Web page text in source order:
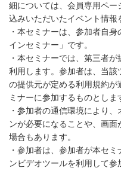
細については、会員専用ペー
込みいただいたイベント情報
・本セミナーは、参加者自
インセミナー」です。
・本セミナーでは、第三者
利用します。参加者は、当
の提供元が定める利用規約
ミナーに参加するものとしま
・参加者の通信環境により
ンが必要になることや、画
場合もあります。
・参加者は、参加者が本セ
ンビデオツールを利用して